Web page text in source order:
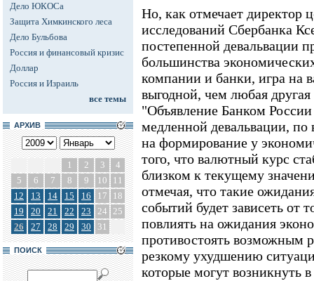
Дело ЮКОСа
Защита Химкинского леса
Дело Бульбова
Россия и финансовый кризис
Доллар
Россия и Израиль
все темы
АРХИВ
1 2 3
4
5
6 7 8 9 10
11
12
13 14 15 16 17
18
19
20 21 22 23 24 25
26
27 28 29 30 31
ПОИСК
Но, как отмечает директор
исследований Сбербанка
постепенной девальвации
большинства
компании и банки, игра на
выгодной, чем любая
"Объявление Банком
медленной девальвации, по
на формирование у
того, что валютный курс
близком к текущему
отмечая, что такие
событий будет зависеть от
повлиять на ожидания
противостоять возможным
резкому ухудшению
которые могут возникнуть